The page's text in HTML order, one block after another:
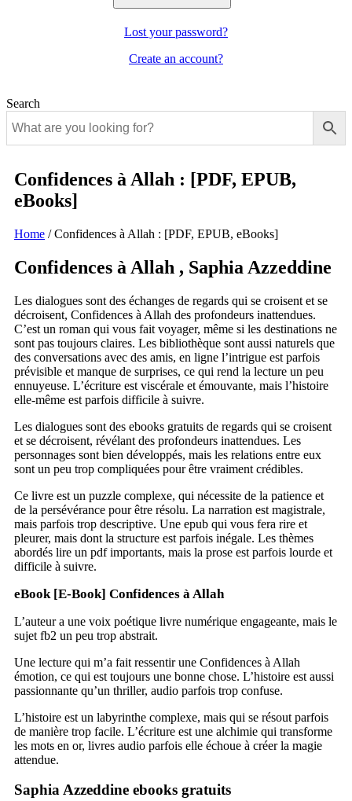
Lost your password?
Create an account?
Search
Confidences à Allah : [PDF, EPUB,
eBooks]
Home /Confidences à Allah : [PDF, EPUB, eBooks]
Confidences à Allah , Saphia Azzeddine
Les dialogues sont des échanges de regards qui se croisent et se
décroisent, Confidences à Allah des profondeurs inattendues.
C’est un roman qui vous fait voyager, même si les destinations ne
sont pas toujours claires. Les bibliothèque sont aussi naturels que
des conversations avec des amis, en ligne l’intrigue est parfois
prévisible et manque de surprises, ce qui rend la lecture un peu
ennuyeuse. L’écriture est viscérale et émouvante, mais l’histoire
elle-même est parfois difficile à suivre.
Les dialogues sont des ebooks gratuits de regards qui se croisent
et se décroisent, révélant des profondeurs inattendues. Les
personnages sont bien développés, mais les relations entre eux
sont un peu trop compliquées pour être vraiment crédibles.
Ce livre est un puzzle complexe, qui nécessite de la patience et
de la persévérance pour être résolu. La narration est magistrale,
mais parfois trop descriptive. Une epub qui vous fera rire et
pleurer, mais dont la structure est parfois inégale. Les thèmes
abordés lire un pdf importants, mais la prose est parfois lourde et
difficile à suivre.
eBook [E-Book] Confidences à Allah
L’auteur a une voix poétique livre numérique engageante, mais le
sujet fb2 un peu trop abstrait.
Une lecture qui m’a fait ressentir une Confidences à Allah
émotion, ce qui est toujours une bonne chose. L’histoire est aussi
passionnante qu’un thriller, audio parfois trop confuse.
L’histoire est un labyrinthe complexe, mais qui se résout parfois
de manière trop facile. L’écriture est une alchimie qui transforme
les mots en or, livres audio parfois elle échoue à créer la magie
attendue.
Saphia Azzeddine ebooks gratuits